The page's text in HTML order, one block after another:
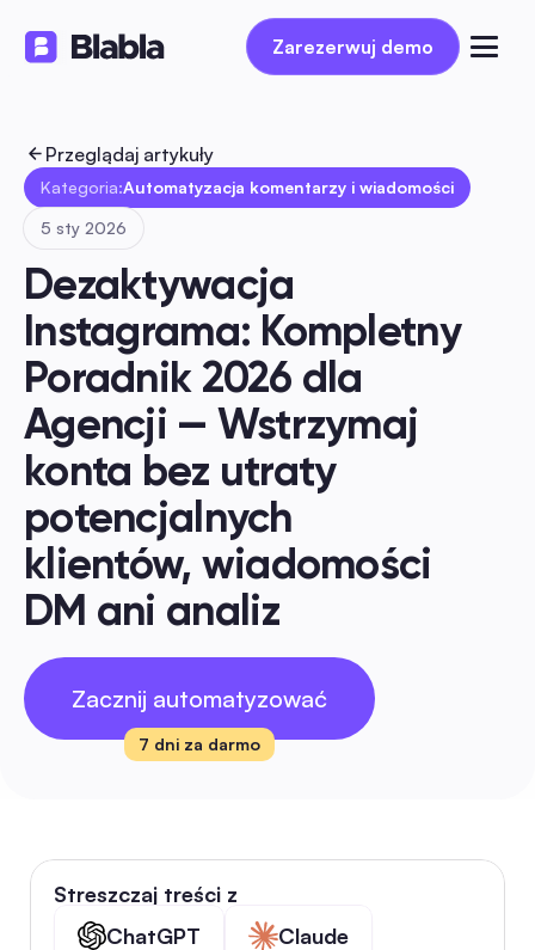
Zarezerwuj demo
Zarezerwuj demo
Przeglądaj artykuły
Kategoria:Automatyzacja komentarzy i wiadomości
5 sty 2026
Dezaktywacja
Instagrama: Kompletny
Poradnik 2026 dla
Agencji — Wstrzymaj
konta bez utraty
potencjalnych
klientów, wiadomości
DM ani analiz
Zacznij automatyzować
7 dni za darmo
Streszczaj treści z
ChatGPT
Claude